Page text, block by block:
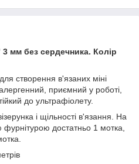
мм без сердечника. Колір
створення в'язаних мiнi
приємний у роботі,
до ультрафіолету.
і щільності в'язання. На
фурнітурою достатньо 1 мотка,